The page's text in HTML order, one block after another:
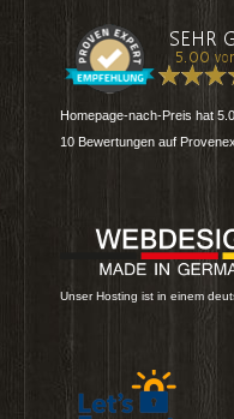
Homepage-nach-Preis hat 5.0
10 Bewertungen auf
Unser Hosting ist in einem